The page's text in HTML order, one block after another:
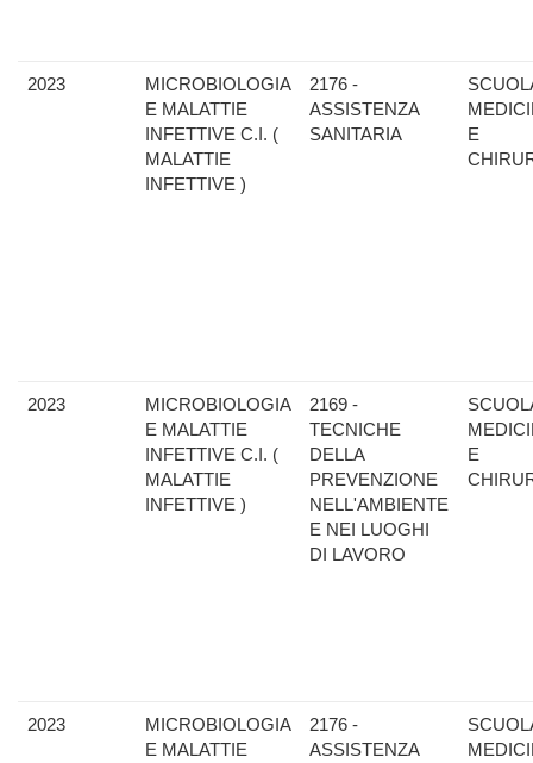
2023
MICROBIOLOGIA
E MALATTIE
INFETTIVE C.I. (
MALATTIE
INFETTIVE )
2176 -
ASSISTENZA
SANITARIA
E
2023
MICROBIOLOGIA
E MALATTIE
INFETTIVE C.I. (
MALATTIE
INFETTIVE )
2169 -
TECNICHE
DELLA
PREVENZIONE
NELL'AMBIENTE
E NEI LUOGHI
DI LAVORO
E
2023
MICROBIOLOGIA
E MALATTIE
2176 -
ASSISTENZA